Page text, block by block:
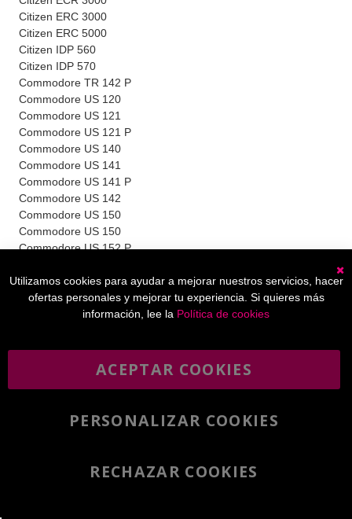
Citizen ERC 3000
Citizen ERC 5000
Citizen IDP 560
Citizen IDP 570
Commodore TR 142 P
Commodore US 120
Commodore US 121
Commodore US 121 P
Commodore US 140
Commodore US 141
Commodore US 141 P
Commodore US 142
Commodore US 150
Commodore US 150
Commodore US 152 P
Epson 30
Epson 310
Epson 350
Epson 360
Epson 370
Utilizamos cookies para ayudar a mejorar nuestros servicios, hacer
ofertas personales y mejorar tu experiencia. Si quieres más
información, lee la Política de cookies
ACEPTAR COOKIES
PERSONALIZAR COOKIES
RECHAZAR COOKIES